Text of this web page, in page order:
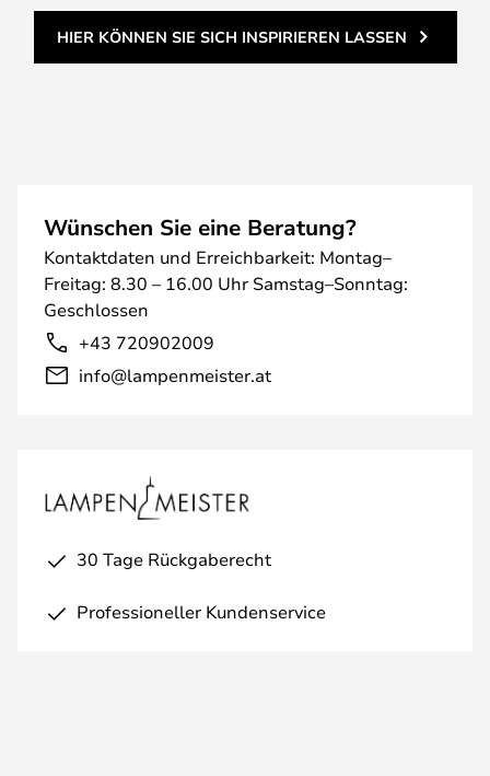
HIER KÖNNEN SIE SICH INSPIRIEREN LASSEN
Wünschen Sie eine Beratung?
Kontaktdaten und Erreichbarkeit: Montag–
Freitag: 8.30 – 16.00 Uhr Samstag–Sonntag:
Geschlossen
+43 720902009
info@lampenmeister.at
30 Tage Rückgaberecht
Professioneller Kundenservice